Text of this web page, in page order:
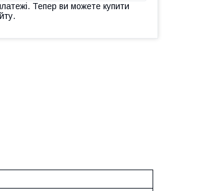
Тепер ви можете купити